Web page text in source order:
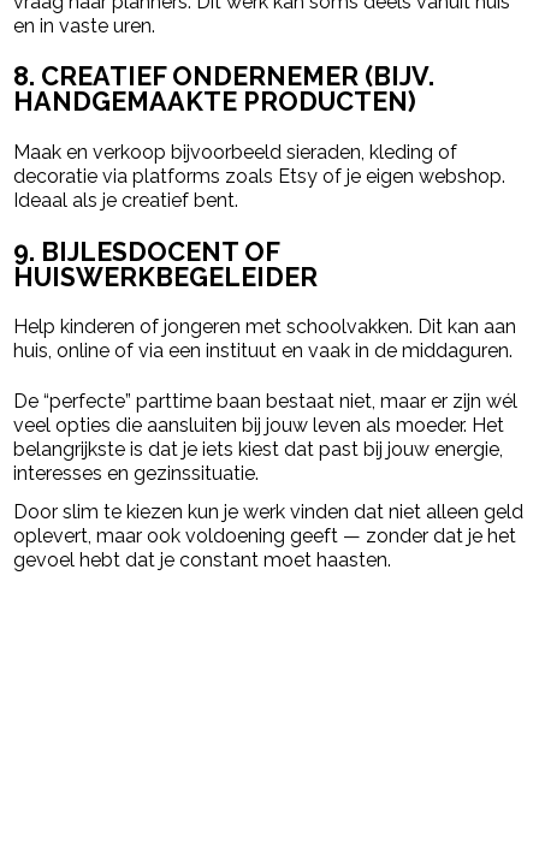
en in vaste uren.
8. CREATIEF ONDERNEMER (BIJV.
HANDGEMAAKTE PRODUCTEN)
Maak en verkoop bijvoorbeeld sieraden, kleding of
decoratie via platforms zoals Etsy of je eigen webshop.
Ideaal als je creatief bent.
9. BIJLESDOCENT OF
HUISWERKBEGELEIDER
Help kinderen of jongeren met schoolvakken. Dit kan aan
huis, online of via een instituut en vaak in de middaguren.
De “perfecte” parttime baan bestaat niet, maar er zijn wél
veel opties die aansluiten bij jouw leven als moeder. Het
belangrijkste is dat je iets kiest dat past bij jouw energie,
interesses en gezinssituatie.
Door slim te kiezen kun je werk vinden dat niet alleen geld
oplevert, maar ook voldoening geeft — zonder dat je het
gevoel hebt dat je constant moet haasten.